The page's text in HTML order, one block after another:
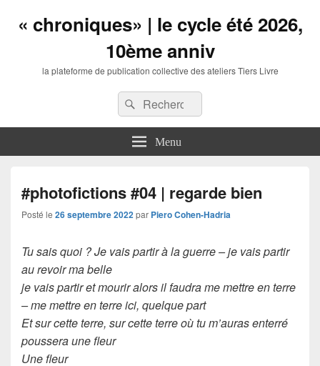
« chroniques» | le cycle été 2026,
10ème anniv
la plateforme de publication collective des ateliers Tiers Livre
Recherche :Recherche
Menu
#photofictions #04 | regarde bien
Posté le 26 septembre 2022par Piero Cohen-Hadria
Tu sais quoi ? Je vais partir à la guerre – je vais partir
au revoir ma belle
je vais partir et mourir alors il faudra me mettre en terre
– me mettre en terre ici, quelque part
Et sur cette terre, sur cette terre où tu m’auras enterré
poussera une fleur
Une fleur